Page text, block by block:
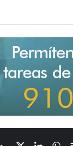
los salarios de